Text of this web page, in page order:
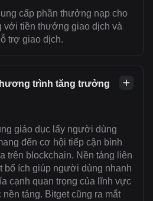
cấp phần thưởng nạp cho
với tiền thưởng giao dịch và
trợ giao dịch.
trình tăng trưởng
giáo dục lấy người dùng
đến cơ hội tiếp cận bình
trên blockchain. Nền tảng liên
bổ ích giúp người dùng nhanh
cạnh quan trọng của lĩnh vực
tảng. Bitget cũng ra mắt